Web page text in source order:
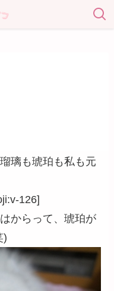
璃も琥珀も私も元
126]
からって、琥珀が
)